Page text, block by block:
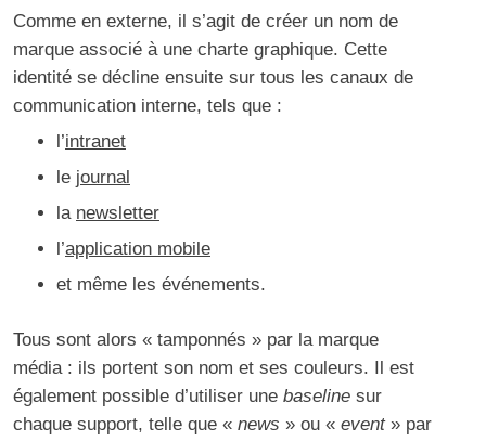
Comme en externe, il s’agit de créer un nom de
marque associé à une charte graphique. Cette
identité se décline ensuite sur tous les canaux de
communication interne, tels que :
l’intranet
le journal
la newsletter
l’application mobile
et même les événements.
Tous sont alors « tamponnés » par la marque
média : ils portent son nom et ses couleurs. Il est
également possible d’utiliser une baseline sur
chaque support, telle que « news » ou « event» par